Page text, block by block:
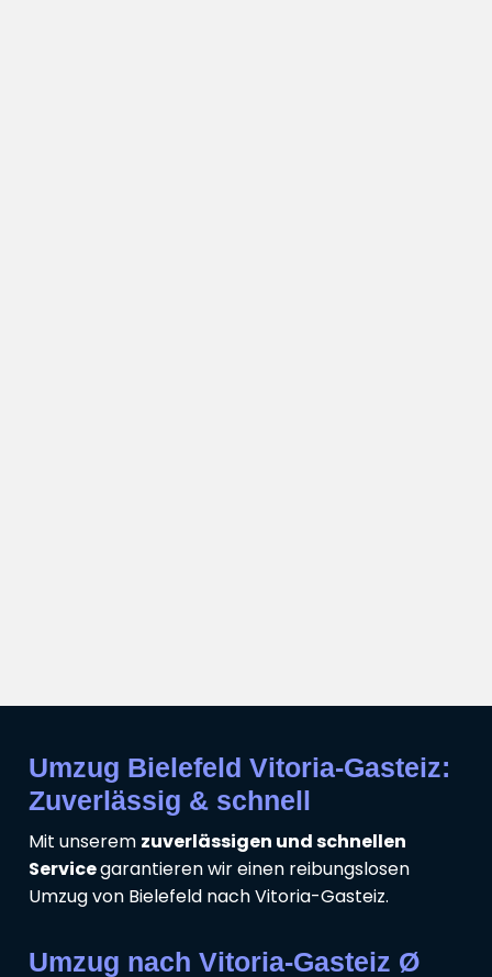
Umzug Bielefeld Vitoria-Gasteiz:
Zuverlässig & schnell
Mit unserem zuverlässigen und schnellen
Servicegarantieren wir einen reibungslosen
Umzug von Bielefeld nach Vitoria-Gasteiz.
Umzug nach Vitoria-Gasteiz Ø